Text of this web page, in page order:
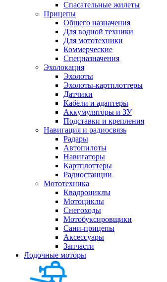
Спасательные жилеты
Прицепы
Общего назначения
Для водной техники
Для мототехники
Коммерческие
Спецназначения
Эхолокация
Эхолоты
Эхолоты-картплоттеры
Датчики
Кабели и адаптеры
Аккумуляторы и ЗУ
Подставки и крепления
Навигация и радиосвязь
Радары
Автопилоты
Навигаторы
Картплоттеры
Радиостанции
Мототехника
Квадроциклы
Мотоциклы
Снегоходы
Мотобуксировщики
Сани-прицепы
Аксессуары
Запчасти
Лодочные моторы